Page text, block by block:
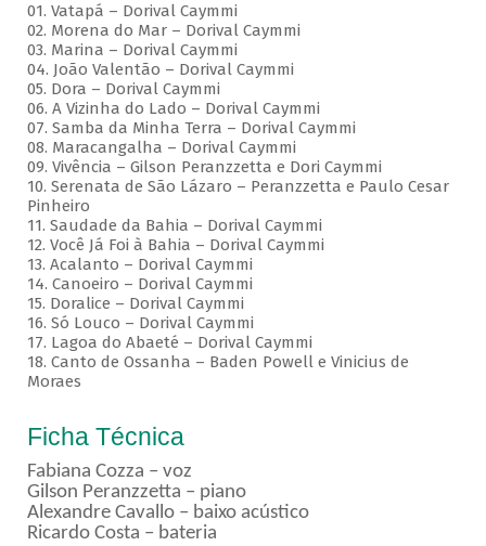
01. Vatapá – Dorival Caymmi
02. Morena do Mar – Dorival Caymmi
03. Marina – Dorival Caymmi
04. João Valentão – Dorival Caymmi
05. Dora – Dorival Caymmi
06. A Vizinha do Lado – Dorival Caymmi
07. Samba da Minha Terra – Dorival Caymmi
08. Maracangalha – Dorival Caymmi
09. Vivência – Gilson Peranzzetta e Dori Caymmi
10. Serenata de São Lázaro – Peranzzetta e Paulo Cesar
Pinheiro
11. Saudade da Bahia – Dorival Caymmi
12. Você Já Foi à Bahia – Dorival Caymmi
13. Acalanto – Dorival Caymmi
14. Canoeiro – Dorival Caymmi
15. Doralice – Dorival Caymmi
16. Só Louco – Dorival Caymmi
17. Lagoa do Abaeté – Dorival Caymmi
18. Canto de Ossanha – Baden Powell e Vinicius de
Moraes
Ficha Técnica
Fabiana Cozza – voz
Gilson Peranzzetta – piano
Alexandre Cavallo – baixo acústico
Ricardo Costa – bateria